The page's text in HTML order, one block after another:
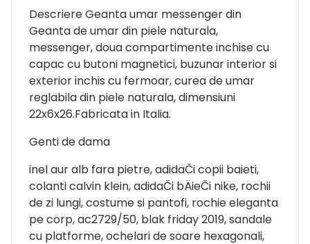
Descriere Geanta umar messenger din
Geanta de umar din piele naturala,
messenger, doua compartimente inchise cu
capac cu butoni magnetici, buzunar interior si
exterior inchis cu fermoar, curea de umar
reglabila din piele naturala, dimensiuni
22x6x26.Fabricata in Italia.
Genti de dama
inel aur alb fara pietre, adidaČi copii baieti,
colanti calvin klein, adidaČi bÄieČi nike, rochii
de zi lungi, costume si pantofi, rochie eleganta
pe corp, ac2729/50, blak friday 2019, sandale
cu platforme, ochelari de soare hexagonali,